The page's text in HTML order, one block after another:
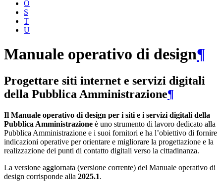
O
S
T
U
Manuale operativo di design¶
Progettare siti internet e servizi digitali
della Pubblica Amministrazione¶
Il Manuale operativo di design per i siti e i servizi digitali della
Pubblica Amministrazione è uno strumento di lavoro dedicato alla
Pubblica Amministrazione e i suoi fornitori e ha l’obiettivo di fornire
indicazioni operative per orientare e migliorare la progettazione e la
realizzazione dei punti di contatto digitali verso la cittadinanza.
La versione aggiornata (versione corrente) del Manuale operativo di
design corrisponde alla 2025.1.